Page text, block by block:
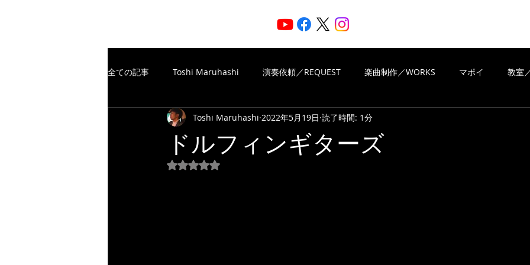
全ての記事 Toshi Maruhashi 演奏依頼／REQUEST 楽曲制作／WORKS マポイ 教室
楽譜制作／SCORE TheFreeSpiritsMusic 楽曲制作／WORKS
楽譜制作／SCORE
ドルフィンギターズ
Toshi Maruhashi 2022年5月19日 読了時間: 1分
5つ星のうちNaNと評価されています。